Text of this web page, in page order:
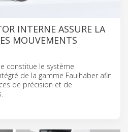
INTERNE ASSURE LA
MOUVEMENTS
constitue le système
de la gamme Faulhaber afin
de précision et de